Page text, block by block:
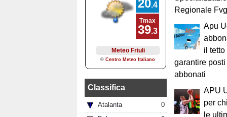
Classifica
Atalanta
0
Regionale Fvg
Apu
il
garantire
abbonati
APU
per
le